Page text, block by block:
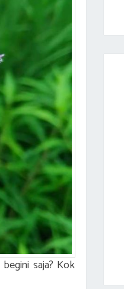
saja? Kok